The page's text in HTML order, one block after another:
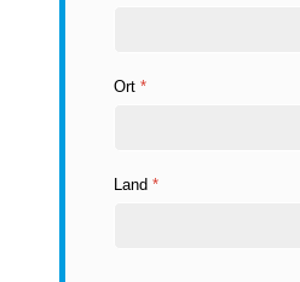
Ort *
Land *